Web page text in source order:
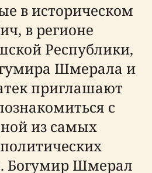
в историческом
в регионе
Республики,
Шмерала и
приглашают
с
из самых
Богумир Шмерал